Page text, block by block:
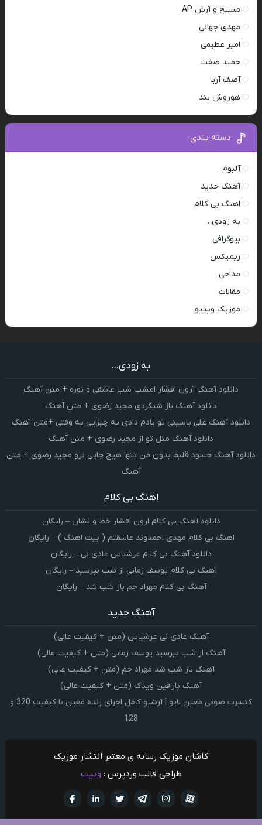
مسیح و آرش AP
مهدی جهانی
امیر عظیمی
حمید صفت
آصف آریا
هوروش بند
دسته بندی
آلبوم
آهنگ جدید
اهنگ بی کلام
به زودی…
بیوگرافی
ریمیکس
مداحی
مقالات
موزیک ویدیو
به زودی...
دانلود آهنگ آرون افشار امشب شب عاشقی و نوره + متن آهنگ
دانلود آهنگ باز شبگردی مجید رضوی + متن آهنگ
دانلود آهنگ علی یاسینی تو یادم دادی یه چیزایی یه وقتی +متن آهنگ
دانلود آهنگ مثل تو از مجید رضوی + متن آهنگ
دانلود آهنگ حسود قلبم بدون من تنها هیچ جایی نرو مجید رضوی + متن
آهنگ
اهنگ بی کلام
دانلود آهنگ بی کلام ارون افشار خط و نشان – رایگان
اهنگ بی کلام مهدی احمدوند عاشقتم ( بیت اهنگ ) – رایگان
دانلود آهنگ بی کلام عرشیاس عادی نی – رایگان
آهنگ بی کلام یوسف زمانی از شب بپرسید – رایگان
آهنگ بی کلام مهراد جم باز شب شد – رایگان
آهنگ جدید
آهنگ عادی نی عرشیاس (متن + کیفیت عالی)
آهنگ از شب بپرسید یوسف زمانی (متن + کیفیت عالی)
آهنگ باز شب شد مهراد جم (متن + کیفیت عالی)
آهنگ پارافین ویناک (متن + کیفیت عالی)
کنسرت صوتی معین لایو | آرشیو کامل اجرای زنده معین با کیفیت 320 و
128
کاشان موزیک رسانه ی معتبر انتشار موزیک
طراحی قالب وردپرس : وبیت
تويتر تلگرام
اینستاگرام آپارات